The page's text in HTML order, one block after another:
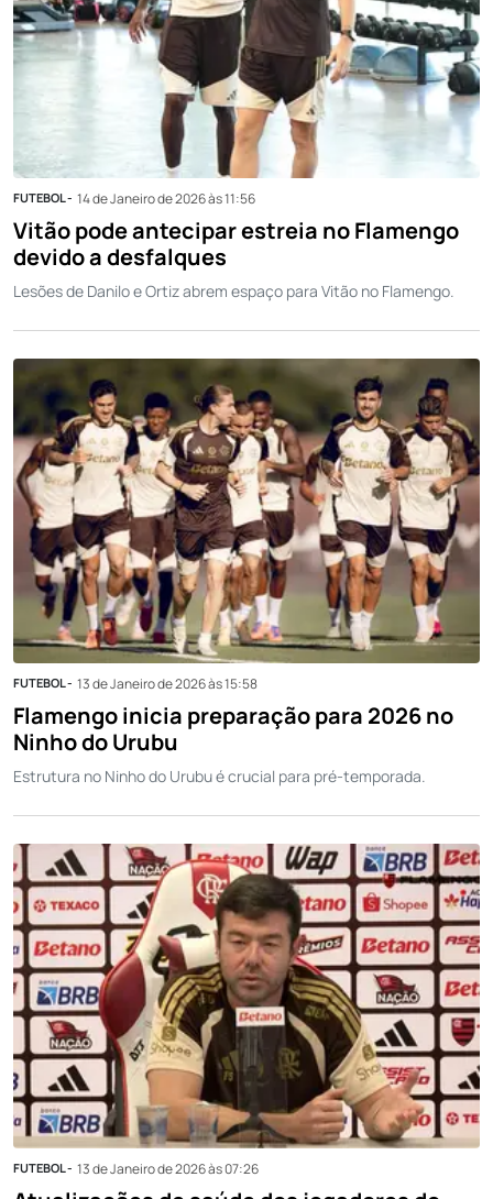
FUTEBOL - 14 de Janeiro de 2026 às 11:56
Vitão pode antecipar estreia no Flamengo
devido a desfalques
Lesões de Danilo e Ortiz abrem espaço para Vitão no Flamengo.
FUTEBOL - 13 de Janeiro de 2026 às 15:58
Flamengo inicia preparação para 2026 no
Ninho do Urubu
Estrutura no Ninho do Urubu é crucial para pré-temporada.
FUTEBOL - 13 de Janeiro de 2026 às 07:26